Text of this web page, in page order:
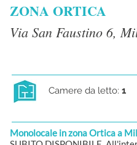
ZONA ORTICA
Via San Faustino 6,
Camere da letto: 1
Monolocale in zona Ortica a